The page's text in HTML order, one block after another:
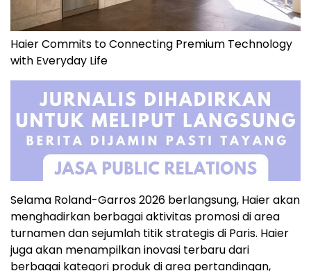
Haier Commits to Connecting Premium Technology
with Everyday Life
Selama Roland-Garros 2026 berlangsung, Haier akan
menghadirkan berbagai aktivitas promosi di area
turnamen dan sejumlah titik strategis di Paris. Haier
juga akan menampilkan inovasi terbaru dari
berbagai kategori produk di area pertandingan,